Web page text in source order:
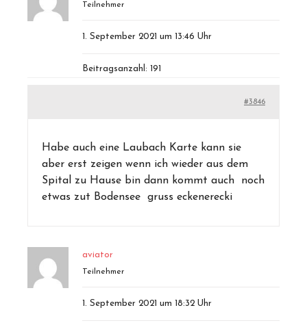
Teilnehmer
1. September 2021 um 13:46 Uhr
Beitragsanzahl: 191
#3846
Habe auch eine Laubach Karte kann sie
aber erst zeigen wenn ich wieder aus dem
Spital zu Hause bin dann kommt auch noch
etwas zut Bodensee gruss eckenerecki
aviator
Teilnehmer
1. September 2021 um 18:32 Uhr